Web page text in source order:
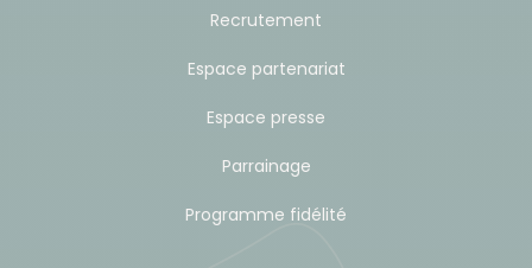
vous prenez les vols avec nous, votre accueil
l'aller comme au retour, sont compris.
pays
privatisés adaptés à la taille du groupe.
Recrutement
Espace partenariat
Espace presse
Parrainage
Programme fidélité